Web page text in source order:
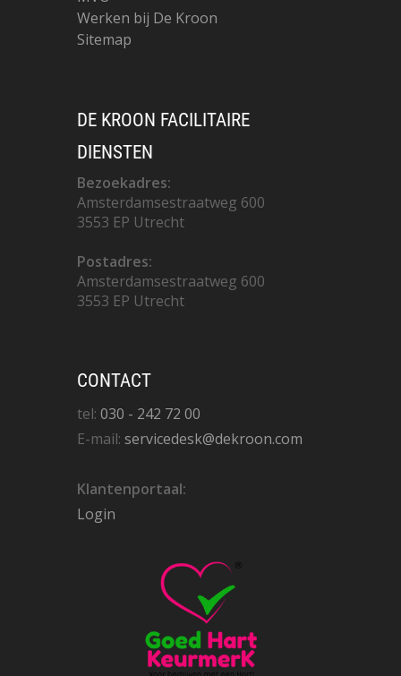
Werken bij De Kroon
Sitemap
DE KROON FACILITAIRE
DIENSTEN
Bezoekadres:
Amsterdamsestraatweg 600
3553 EP Utrecht
Postadres:
Amsterdamsestraatweg 600
3553 EP Utrecht
CONTACT
tel: 030 - 242 72 00
E-mail: servicedesk@dekroon.com
Klantenportaal:
Login